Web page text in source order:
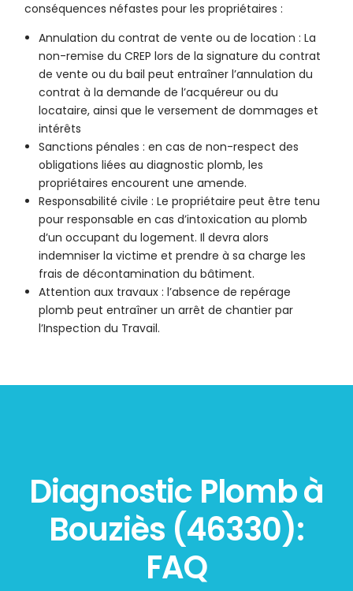
conséquences néfastes pour les propriétaires :
Annulation du contrat de vente ou de location : La
non-remise du CREP lors de la signature du contrat
de vente ou du bail peut entraîner l’annulation du
contrat à la demande de l’acquéreur ou du
locataire, ainsi que le versement de dommages et
intérêts
Sanctions pénales : en cas de non-respect des
obligations liées au diagnostic plomb, les
propriétaires encourent une amende.
Responsabilité civile : Le propriétaire peut être tenu
pour responsable en cas d’intoxication au plomb
d’un occupant du logement. Il devra alors
indemniser la victime et prendre à sa charge les
frais de décontamination du bâtiment.
Attention aux travaux : l’absence de repérage
plomb peut entraîner un arrêt de chantier par
l’Inspection du Travail.
Diagnostic Plomb à
Bouziès (46330):
FAQ